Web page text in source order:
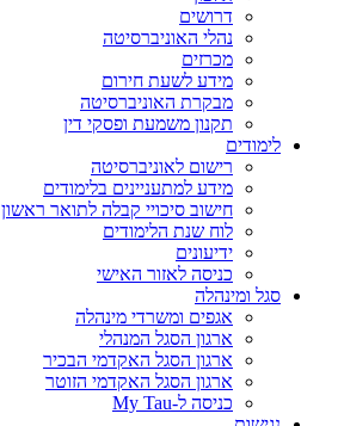
דרושים
נהלי האוניברסיטה
מכרזים
מידע לשעת חירום
מבקרת האוניברסיטה
תקנון משמעת ופסקי דין
לימודים
רישום לאוניברסיטה
מידע למתעניינים בלימודים
חישוב סיכויי קבלה לתואר ראשון
לוח שנת הלימודים
ידיעונים
כניסה לאזור האישי
סגל ומינהלה
אגפים ומשרדי מינהלה
ארגון הסגל המנהלי
ארגון הסגל האקדמי הבכיר
ארגון הסגל האקדמי הזוטר
כניסה ל-My Tau